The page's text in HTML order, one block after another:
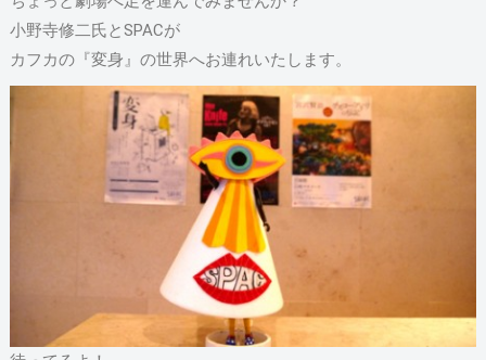
小野寺修二氏とSPACが
カフカの『変身』の世界へお連れいたします。